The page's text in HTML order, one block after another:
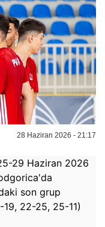
28 Haziran 2026 - 21:17
29 Haziran 2026
son grup
19, 22-25, 25-11)